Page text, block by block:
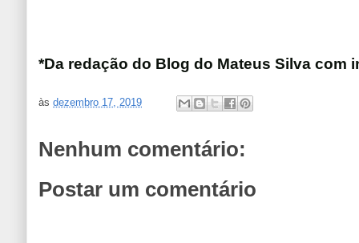
*Da redação do Blog do Mateus Silva com
àsdezembro 17, 2019
Nenhum comentário:
Postar um comentário